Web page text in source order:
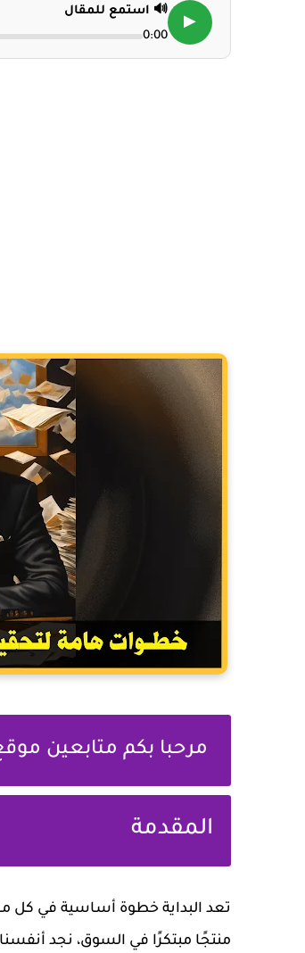
▶
🔊 استمع للمقال
0:00
مرحبا بكم متابعين
المقدمة
تعد البداية خطوة أساسية في كل ما
منتجًا مبتكرًا في السوق، نجد